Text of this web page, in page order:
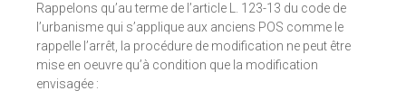
Rappelons qu’au terme de l’article L. 123-13 du code de
l’urbanisme qui s’applique aux anciens POS comme le
rappelle l’arrêt, la procédure de modification ne peut être
mise en oeuvre qu’à condition que la modification
envisagée :